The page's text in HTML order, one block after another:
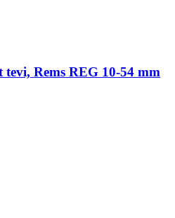
Rems REG 10-54 mm